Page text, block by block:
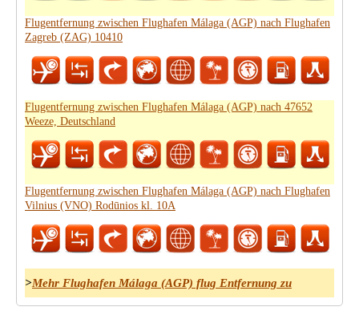
Flugentfernung zwischen Flughafen Málaga (AGP) nach Flughafen
Zagreb (ZAG) 10410
Flugentfernung zwischen Flughafen Málaga (AGP) nach 47652
Weeze, Deutschland
Flugentfernung zwischen Flughafen Málaga (AGP) nach Flughafen
Vilnius (VNO) Rodūnios kl. 10A
>Mehr Flughafen Málaga (AGP) flug Entfernung zu